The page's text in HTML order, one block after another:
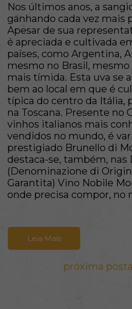
Nos últimos anos, a
ganhando cada vez mais
Apesar de sua
é apreciada e cultivada
países, como Argentina,
mesmo no Brasil,
mais tímida. Esta uva se
bem ao local em que é
típica do centro da Itália,
na Toscana. Presente no
vinhos italianos mais
vendidos no mundo, é
prestigiado Brunello di
destaca-se, também, nas
(Denominazione di
Garantita) Vino Nobile
onde precisa compor, no
Leia Mais
próxima